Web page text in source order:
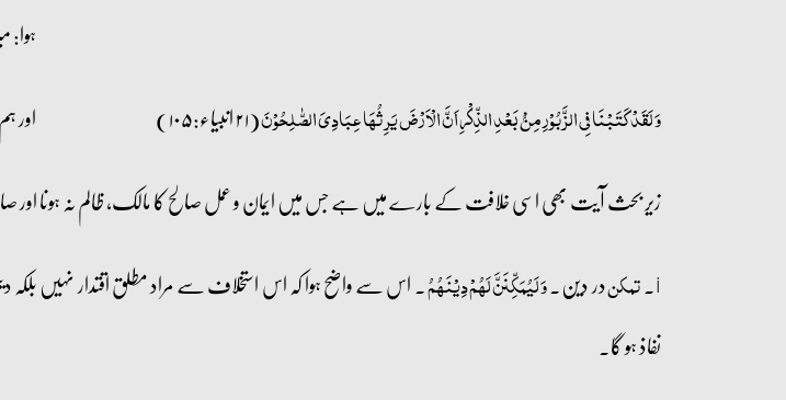
ہوا:
وَ لَقَدۡ کَتَبۡنَا فِی الزَّبُوۡرِ مِنۡۢ بَعۡدِ الذِّکۡرِ اَنَّ الۡاَرۡضَ یَرِثُہَا عِبَادِیَ الصّٰلِحُوۡنَ(۲۱ انبیاء:۱۰۵)
زیر بحث آیت بھی اسی خلافت کے بارے میں ہے جس میں ایمان و عمل صالح کا مالک، ظالم نہ ہونا
i۔ تمکندر دین۔وَ لَیُمَکِّنَنَّ لَہُمۡ دِیۡنَہُمُ۔ اس سے واضح ہوا کہ اس استخلاف سے مراد مطلق اقتدار نہیں بلکہ
نفاذ ہو گا۔